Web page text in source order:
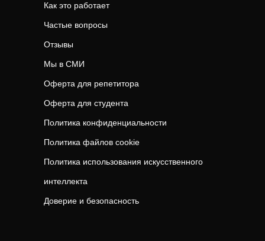
Как это работает
Частые вопросы
Отзывы
Мы в СМИ
Оферта для репетитора
Оферта для студента
Политика конфиденциальности
Политика файлов cookie
Политика использования искусственного
интеллекта
Доверие и безопасность